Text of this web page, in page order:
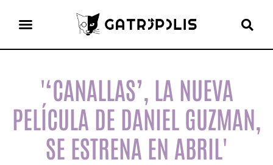
'‘CANALLAS’, LA NUEVA
PELÍCULA DE DANIEL GUZMAN,
SE ESTRENA EN ABRIL'